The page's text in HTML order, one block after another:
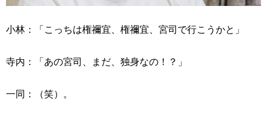
小林：「こっちは権禰宜、権禰宜、宮司で行こうかと」
寺内：「あの宮司、まだ、独身なの！？」
一同：（笑）。